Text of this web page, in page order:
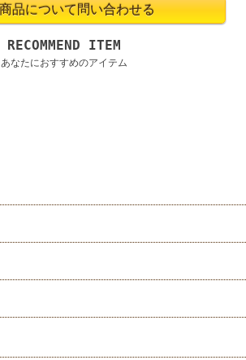
RECOMMEND ITEM
あなたにおすすめのアイテム